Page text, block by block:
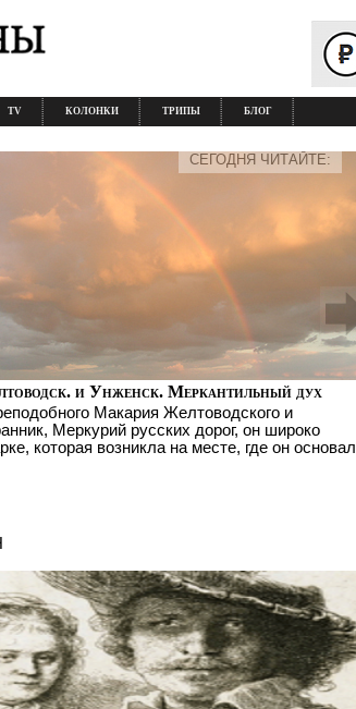
TV КОЛОНКИ ТРИПЫ БЛОГ
и Унженск. Меркантильный дух
Макария Желтоводского и
Меркурий русских дорог, он широко
которая возникла на месте, где он основал
СЕГОДНЯ ЧИТАЙТЕ: